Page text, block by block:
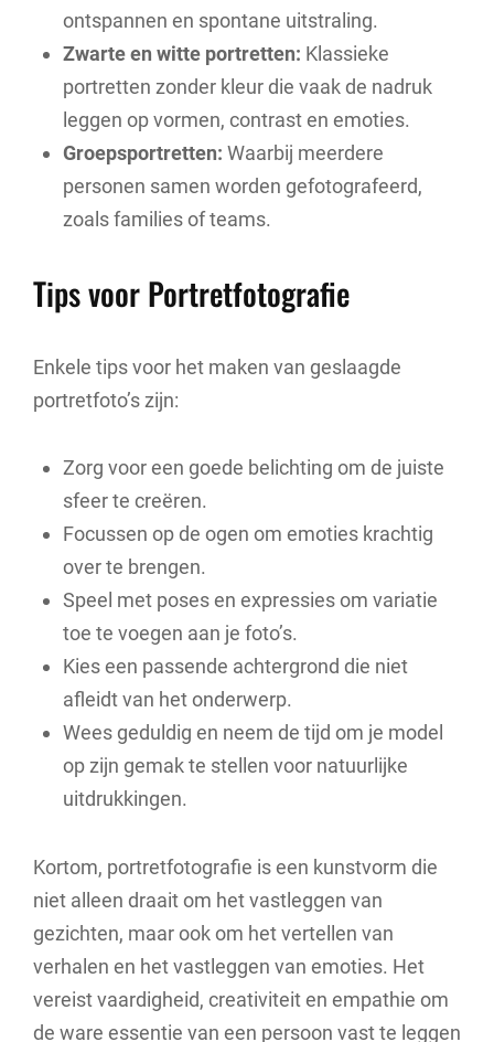
ontspannen en spontane uitstraling.
Zwarte en witte portretten: Klassieke
portretten zonder kleur die vaak de nadruk
leggen op vormen, contrast en emoties.
Groepsportretten: Waarbij meerdere
personen samen worden gefotografeerd,
zoals families of teams.
Tips voor Portretfotografie
Enkele tips voor het maken van geslaagde
portretfoto’s zijn:
Zorg voor een goede belichting om de juiste
sfeer te creëren.
Focussen op de ogen om emoties krachtig
over te brengen.
Speel met poses en expressies om variatie
toe te voegen aan je foto’s.
Kies een passende achtergrond die niet
afleidt van het onderwerp.
Wees geduldig en neem de tijd om je model
op zijn gemak te stellen voor natuurlijke
uitdrukkingen.
Kortom, portretfotografie is een kunstvorm die
niet alleen draait om het vastleggen van
gezichten, maar ook om het vertellen van
verhalen en het vastleggen van emoties. Het
vereist vaardigheid, creativiteit en empathie om
de ware essentie van een persoon vast te leggen